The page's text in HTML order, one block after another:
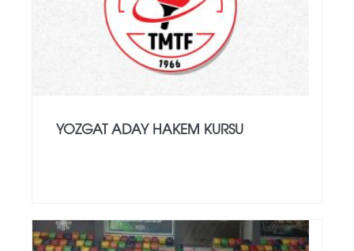
YOZGAT ADAY HAKEM KURSU